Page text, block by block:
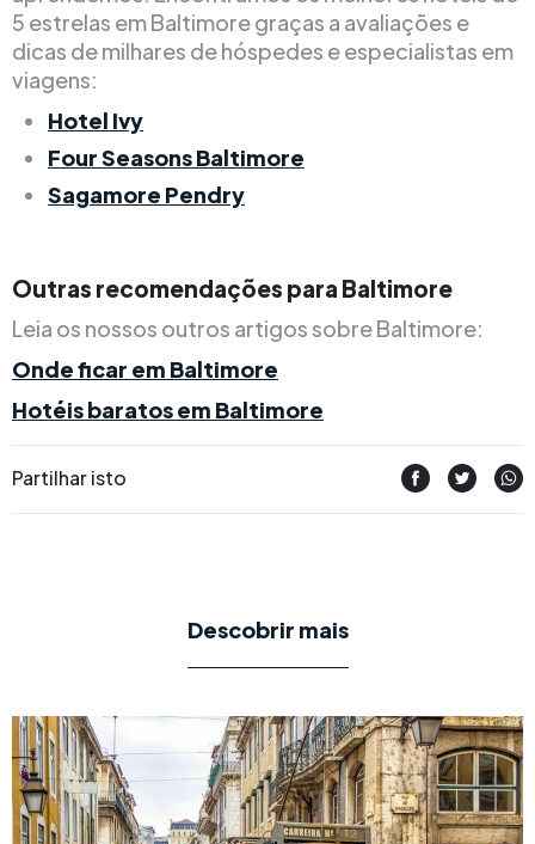
5 estrelas em Baltimore graças a avaliações e
dicas de milhares de hóspedes e especialistas em
viagens:
Hotel Ivy
Four Seasons Baltimore
Sagamore Pendry
Outras recomendações para Baltimore
Leia os nossos outros artigos sobre Baltimore:
Onde ficar em Baltimore
Hotéis baratos em Baltimore
Partilhar isto
Descobrir mais